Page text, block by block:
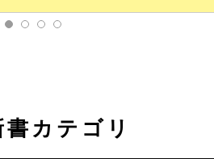
書カテゴリ